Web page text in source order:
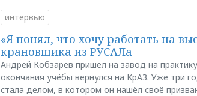
интервью
«Я понял, что хочу работать на
крановщика из РУСАЛа
Андрей Кобзарев пришёл на завод на
окончания учёбы вернулся на КрАЗ. Уже три
стала делом, в котором он нашёл своё